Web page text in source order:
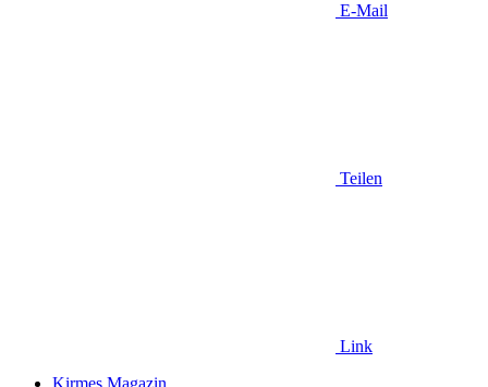
E-Mail
Teilen
Link